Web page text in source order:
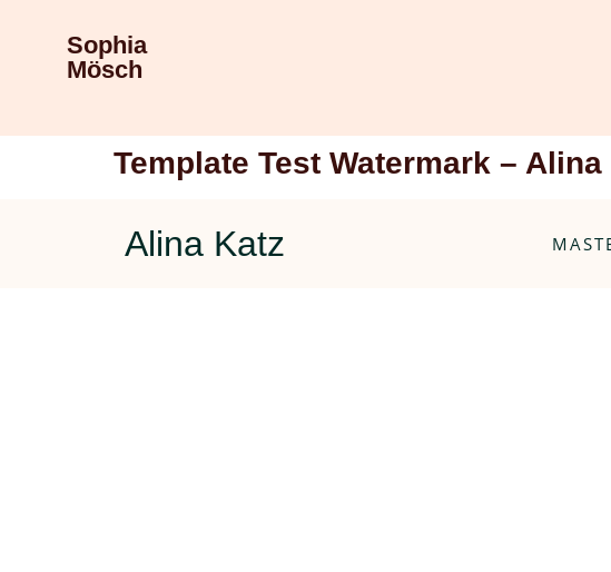
Sophia
Mösch
Template Test Watermark –
Alina Katz